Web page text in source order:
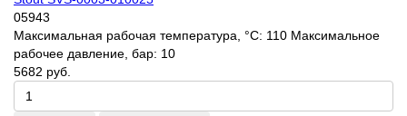
05943
Максимальная рабочая температура, °С: 110 Максимальное
рабочее давление, бар: 10
5682 руб.